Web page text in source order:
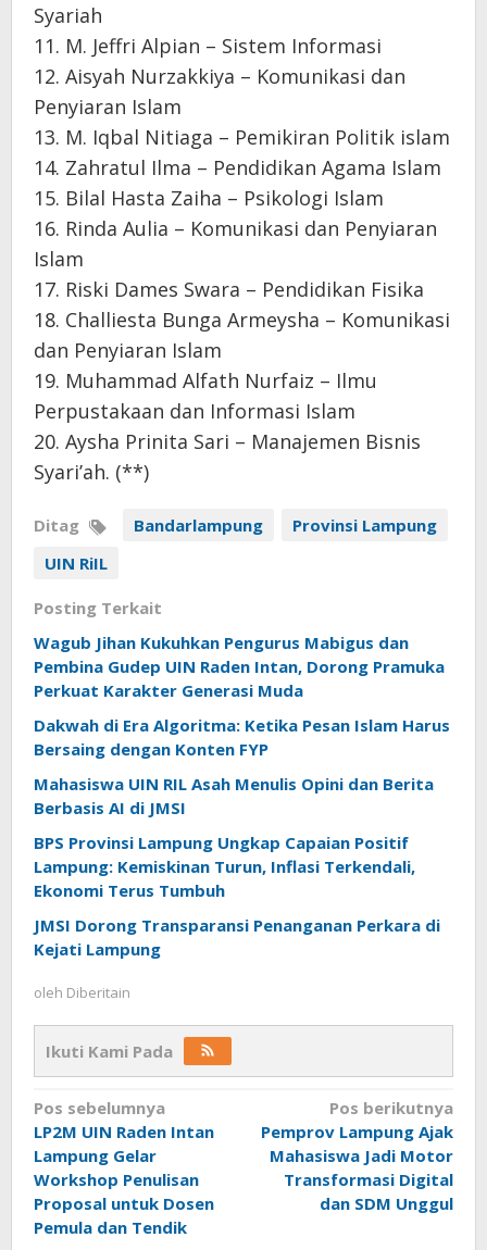
Syariah
11. M. Jeffri Alpian – Sistem Informasi
12. Aisyah Nurzakkiya – Komunikasi dan
Penyiaran Islam
13. M. Iqbal Nitiaga – Pemikiran Politik islam
14. Zahratul Ilma – Pendidikan Agama Islam
15. Bilal Hasta Zaiha – Psikologi Islam
16. Rinda Aulia – Komunikasi dan Penyiaran
Islam
17. Riski Dames Swara – Pendidikan Fisika
18. Challiesta Bunga Armeysha – Komunikasi
dan Penyiaran Islam
19. Muhammad Alfath Nurfaiz – Ilmu
Perpustakaan dan Informasi Islam
20. Aysha Prinita Sari – Manajemen Bisnis
Syari’ah. (**)
Ditag Bandarlampung
Provinsi Lampung
UIN RiIL
Posting Terkait
Wagub Jihan Kukuhkan Pengurus Mabigus dan
Pembina Gudep UIN Raden Intan, Dorong Pramuka
Perkuat Karakter Generasi Muda
Dakwah di Era Algoritma: Ketika Pesan Islam Harus
Bersaing dengan Konten FYP
Mahasiswa UIN RIL Asah Menulis Opini dan Berita
Berbasis AI di JMSI
BPS Provinsi Lampung Ungkap Capaian Positif
Lampung: Kemiskinan Turun, Inflasi Terkendali,
Ekonomi Terus Tumbuh
JMSI Dorong Transparansi Penanganan Perkara di
Kejati Lampung
oleh Diberitain
Ikuti Kami Pada
Navigasi
pos
Pos sebelumnya
LP2M UIN Raden Intan
Lampung Gelar
Workshop Penulisan
Proposal untuk Dosen
Pemula dan Tendik
Pos berikutnya
Pemprov Lampung Ajak
Mahasiswa Jadi Motor
Transformasi Digital
dan SDM Unggul